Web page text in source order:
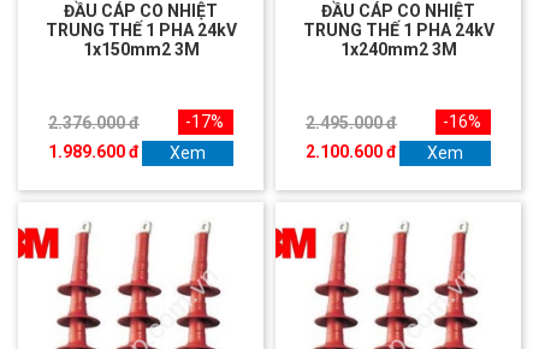
ĐẦU CÁP CO NHIỆT
TRUNG THẾ 1 PHA 24kV
1x150mm2 3M
2.376.000 đ
1.989.600 đ
-17%
Xem
ĐẦU CÁP CO NHIỆT
TRUNG THẾ 1 PHA 24kV
1x240mm2 3M
2.495.000 đ
2.100.600 đ
-16%
Xem